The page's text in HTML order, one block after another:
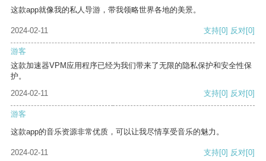
这款app就像我的私人导游，带我领略世界各地的美景。
2024-02-11 支持[0] 反对[0]
游客
这款加速器VPM应用程序已经为我们带来了无限的隐私保护和安全性保
护。
2024-02-11
支持[0] 反对[0]
游客
这款app的音乐资源非常优质，可以让我尽情享受音乐的魅力。
2024-02-11 支持[0] 反对[0]